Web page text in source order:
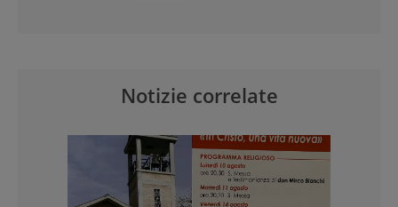
Notizie correlate